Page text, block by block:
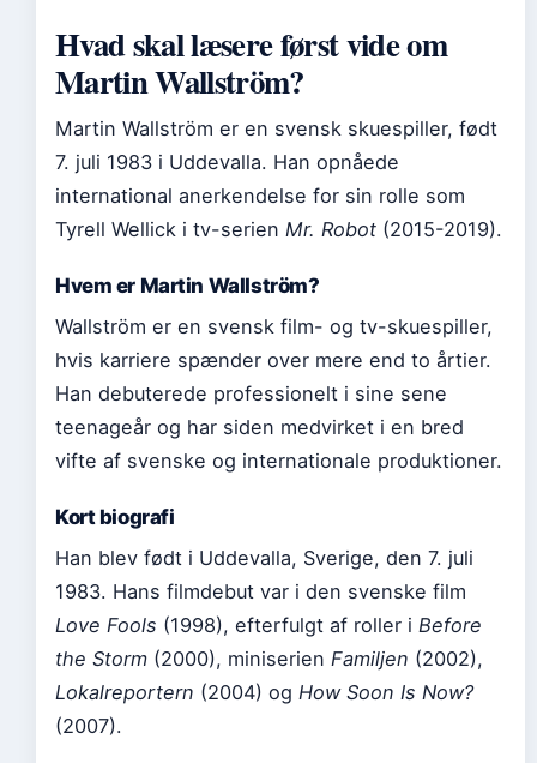
Hvad skal læsere først vide om
Martin Wallström?
Martin Wallström er en svensk skuespiller, født
7. juli 1983 i Uddevalla. Han opnåede
international anerkendelse for sin rolle som
Tyrell Wellick i tv-serien Mr. Robot (2015-2019).
Hvem er Martin Wallström?
Wallström er en svensk film- og tv-skuespiller,
hvis karriere spænder over mere end to årtier.
Han debuterede professionelt i sine sene
teenageår og har siden medvirket i en bred
vifte af svenske og internationale produktioner.
Kort biografi
Han blev født i Uddevalla, Sverige, den 7. juli
1983. Hans filmdebut var i den svenske film
Love Fools (1998), efterfulgt af roller i Before
the Storm (2000), miniserien Familjen (2002),
Lokalreportern (2004) og How Soon Is Now?
(2007).